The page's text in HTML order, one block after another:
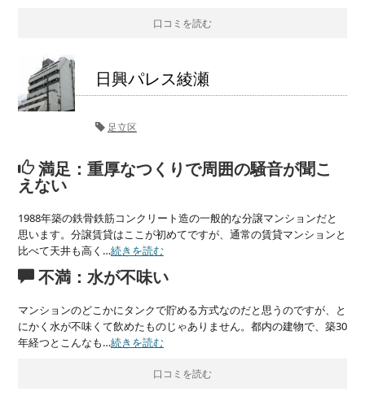
口コミを読む
日興パレス綾瀬
足立区
満足：重厚なつくりで周囲の騒音が聞こ
えない
1988年築の鉄骨鉄筋コンクリート造の一般的な分譲マンションだと
思います。分譲賃貸はここが初めてですが、通常の賃貸マンションと
比べて天井も高く…続きを読む
不満：水が不味い
マンションのどこかにタンクで貯める方式なのだと思うのですが、と
にかく水が不味くて飲めたものじゃありません。都内の建物で、築30
年経つとこんなも…続きを読む
口コミを読む